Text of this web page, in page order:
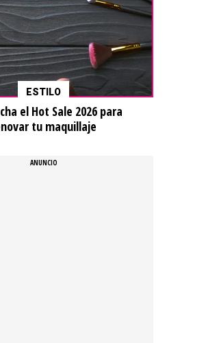
ESTILO
el Hot Sale 2026 para
tu maquillaje